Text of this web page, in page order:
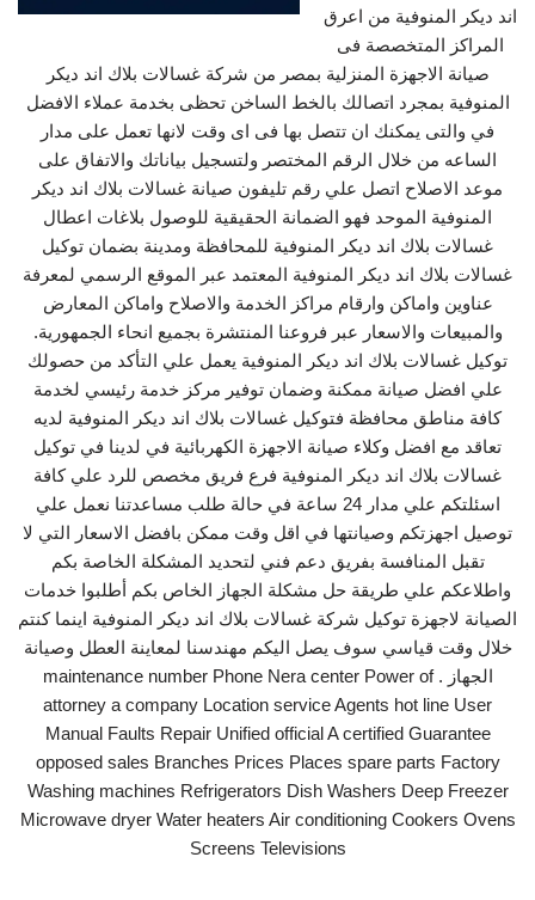
اند ديكر المنوفية من اعرق
المراكز المتخصصة فى
صيانة الاجهزة المنزلية بمصر من شركة غسالات بلاك اند ديكر
المنوفية بمجرد اتصالك بالخط الساخن تحظى بخدمة عملاء الافضل
في والتى يمكنك ان تتصل بها فى اى وقت لانها تعمل على مدار
الساعه من خلال الرقم المختصر ولتسجيل بياناتك والاتفاق على
موعد الاصلاح اتصل علي رقم تليفون صيانة غسالات بلاك اند ديكر
المنوفية الموحد فهو الضمانة الحقيقية للوصول بلاغات اعطال
غسالات بلاك اند ديكر المنوفية للمحافظة ومدينة بضمان توكيل
غسالات بلاك اند ديكر المنوفية المعتمد عبر الموقع الرسمي لمعرفة
عناوين واماكن وارقام مراكز الخدمة والاصلاح واماكن المعارض
والمبيعات والاسعار عبر فروعنا المنتشرة بجميع انحاء الجمهورية.
توكيل غسالات بلاك اند ديكر المنوفية يعمل علي التأكد من حصولك
علي افضل صيانة ممكنة وضمان توفير مركز خدمة رئيسي لخدمة
كافة مناطق محافظة فتوكيل غسالات بلاك اند ديكر المنوفية لديه
تعاقد مع افضل وكلاء صيانة الاجهزة الكهربائية في لدينا في توكيل
غسالات بلاك اند ديكر المنوفية فرع فريق مخصص للرد علي كافة
اسئلتكم علي مدار 24 ساعة في حالة طلب مساعدتنا نعمل علي
توصيل اجهزتكم وصيانتها في اقل وقت ممكن بافضل الاسعار التي لا
تقبل المنافسة بفريق دعم فني لتحديد المشكلة الخاصة بكم
واطلاعكم علي طريقة حل مشكلة الجهاز الخاص بكم أطلبوا خدمات
الصيانة لاجهزة توكيل شركة غسالات بلاك اند ديكر المنوفية اينما كنتم
خلال وقت قياسي سوف يصل اليكم مهندسنا لمعاينة العطل وصيانة
الجهاز . maintenance number Phone Nera center Power of
attorney a company Location service Agents hot line User
Manual Faults Repair Unified official A certified Guarantee
opposed sales Branches Prices Places spare parts Factory
Washing machines Refrigerators Dish Washers Deep Freezer
Microwave dryer Water heaters Air conditioning Cookers Ovens
Screens Televisions